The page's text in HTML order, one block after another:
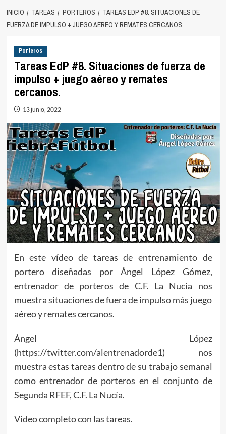
INICIO TAREAS PORTEROS
TAREAS EDP #8. SITUACIONES DE
FUERZA DE IMPULSO + JUEGO AÉREO Y REMATES CERCANOS.
Porteros
Tareas EdP #8. Situaciones de fuerza de
impulso + juego aéreo y remates
cercanos.
13 junio, 2022
En este vídeo de tareas de entrenamiento de
portero diseñadas por Ángel López Gómez,
entrenador de porteros de C.F. La Nucía nos
muestra situaciones de fuera de impulso más juego
aéreo y remates cercanos.
Ángel López
(https://twitter.com/alentrenadorde1) nos
muestra estas tareas dentro de su trabajo semanal
como entrenador de porteros en el conjunto de
Segunda RFEF, C.F. La Nucía.
Vídeo completo con las tareas.